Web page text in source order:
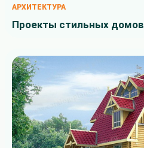
АРХИТЕКТУРА
Проекты стильных домов